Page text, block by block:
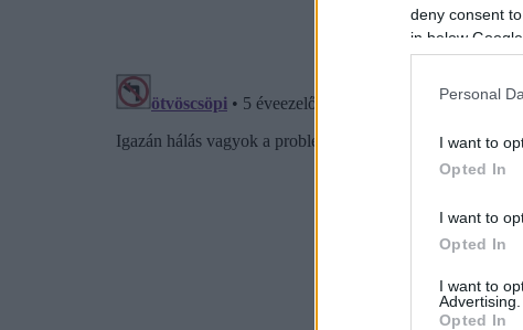
deny consent
in below
Personal
I want to
Opted In
I want to
Opted In
I want to
Advertising.
Opted In